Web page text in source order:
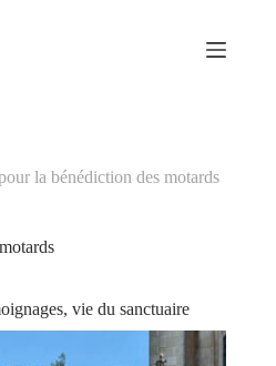
la bénédiction des motards
, vie du sanctuaire